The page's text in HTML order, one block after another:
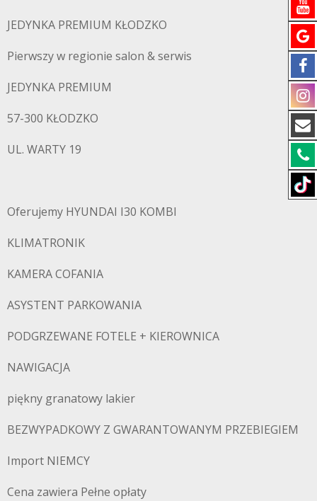
JEDYNKA PREMIUM KŁODZKO
Pierwszy w regionie salon & serwis
JEDYNKA PREMIUM
57-300 KŁODZKO
UL. WARTY 19
Oferujemy HYUNDAI I30 KOMBI
KLIMATRONIK
KAMERA COFANIA
ASYSTENT PARKOWANIA
PODGRZEWANE FOTELE + KIEROWNICA
NAWIGACJA
piękny granatowy lakier
BEZWYPADKOWY Z GWARANTOWANYM PRZEBIEGIEM
Import NIEMCY
Cena zawiera Pełne opłaty